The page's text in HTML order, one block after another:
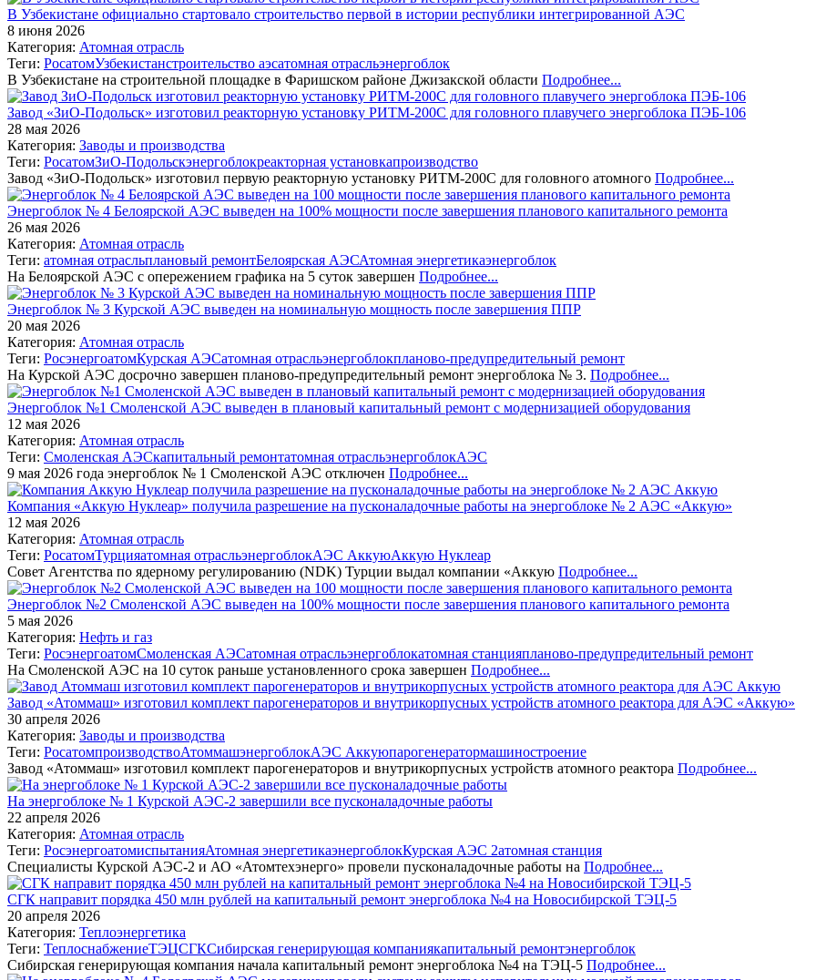
В Узбекистане официально стартовало строительство первой в истории республики интегрированной АЭС
8 июня 2026
Категория: Атомная отрасль
Теги: РосатомУзбекистанстроительство аэсатомная отрасльэнергоблок
В Узбекистане на строительной площадке в Фаришском районе Джизакской области Подробнее...
Завод «ЗиО-Подольск» изготовил реакторную установку РИТМ-200С для головного плавучего энергоблока ПЭБ-106
28 мая 2026
Категория: Заводы и производства
Теги: РосатомЗиО-Подольскэнергоблокреакторная установкапроизводство
Завод «ЗиО-Подольск» изготовил первую реакторную установку РИТМ-200С для головного атомного Подробнее...
Энергоблок № 4 Белоярской АЭС выведен на 100% мощности после завершения планового капитального ремонта
26 мая 2026
Категория: Атомная отрасль
Теги: атомная отрасльплановый ремонтБелоярская АЭСАтомная энергетикаэнергоблок
На Белоярской АЭС с опережением графика на 5 суток завершен Подробнее...
Энергоблок № 3 Курской АЭС выведен на номинальную мощность после завершения ППР
20 мая 2026
Категория: Атомная отрасль
Теги: РосэнергоатомКурская АЭСатомная отрасльэнергоблокпланово-предупредительный ремонт
На Курской АЭС досрочно завершен планово-предупредительный ремонт энергоблока № 3. Подробнее...
Энергоблок №1 Смоленской АЭС выведен в плановый капитальный ремонт с модернизацией оборудования
12 мая 2026
Категория: Атомная отрасль
Теги: Смоленская АЭСкапитальный ремонтатомная отрасльэнергоблокАЭС
9 мая 2026 года энергоблок № 1 Смоленской АЭС отключен Подробнее...
Компания «Аккую Нуклеар» получила разрешение на пусконаладочные работы на энергоблоке № 2 АЭС «Аккую»
12 мая 2026
Категория: Атомная отрасль
Теги: РосатомТурцияатомная отрасльэнергоблокАЭС АккуюАккую Нуклеар
Совет Агентства по ядерному регулированию (NDK) Турции выдал компании «Аккую Подробнее...
Энергоблок №2 Смоленской АЭС выведен на 100% мощности после завершения планового капитального ремонта
5 мая 2026
Категория: Нефть и газ
Теги: РосэнергоатомСмоленская АЭСатомная отрасльэнергоблокатомная станцияпланово-предупредительный ремонт
На Смоленской АЭС на 10 суток раньше установленного срока завершен Подробнее...
Завод «Атоммаш» изготовил комплект парогенераторов и внутрикорпусных устройств атомного реактора для АЭС «Аккую»
30 апреля 2026
Категория: Заводы и производства
Теги: РосатомпроизводствоАтоммашэнергоблокАЭС Аккуюпарогенератормашиностроение
Завод «Атоммаш» изготовил комплект парогенераторов и внутрикорпусных устройств атомного реактора Подробнее...
На энергоблоке № 1 Курской АЭС-2 завершили все пусконаладочные работы
22 апреля 2026
Категория: Атомная отрасль
Теги: РосэнергоатомиспытанияАтомная энергетикаэнергоблокКурская АЭС 2атомная станция
Специалисты Курской АЭС-2 и АО «Атомтехэнерго» провели пусконаладочные работы на Подробнее...
СГК направит порядка 450 млн рублей на капитальный ремонт энергоблока №4 на Новосибирской ТЭЦ-5
20 апреля 2026
Категория: Теплоэнергетика
Теги: ТеплоснабжениеТЭЦСГКСибирская генерирующая компаниякапитальный ремонтэнергоблок
Сибирская генерирующая компания начала капитальный ремонт энергоблока №4 на ТЭЦ-5 Подробнее...